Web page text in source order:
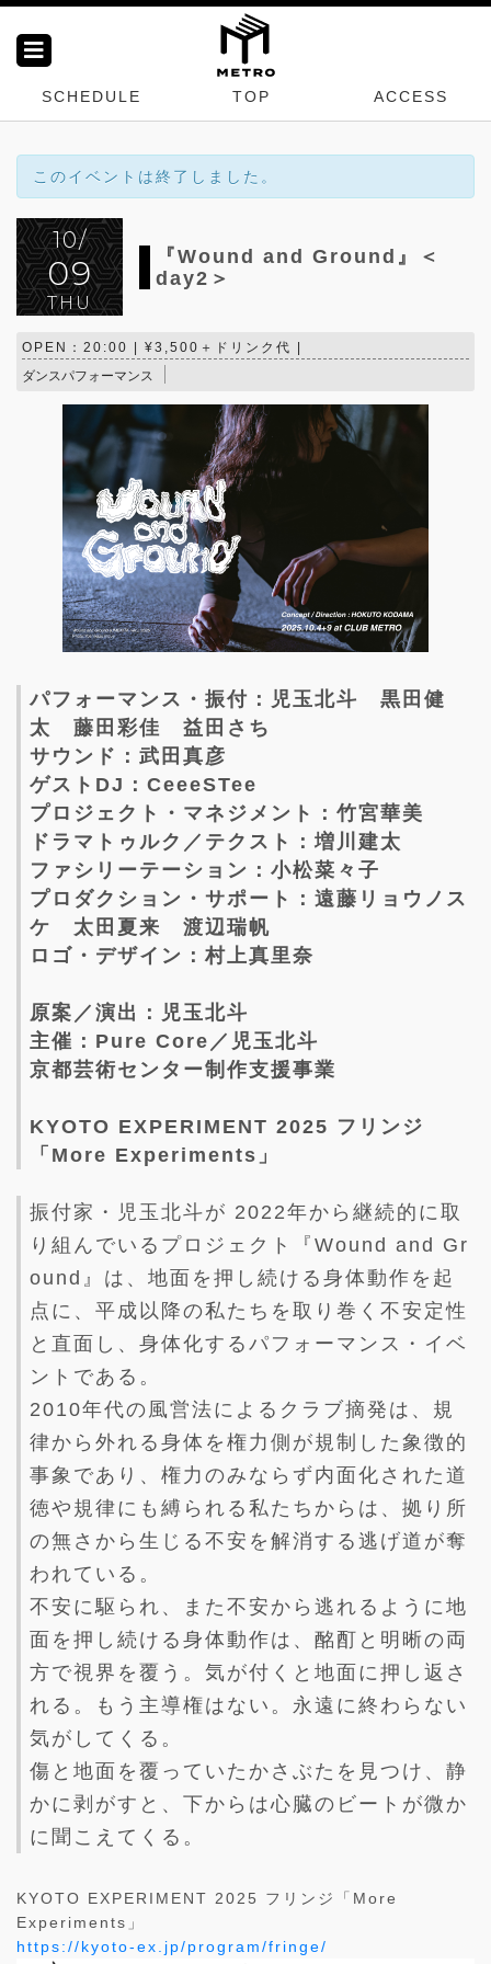
SCHEDULE TOP ACCESS
このイベントは終了しました。
10/
09
THU
『Wound and Ground』＜
day2＞
OPEN：20:00 | ¥3,500＋ドリンク代 |
ダンスパフォーマンス
パフォーマンス・振付：児玉北斗 黒田健
太 藤田彩佳 益田さち
サウンド：武田真彦
ゲストDJ：CeeeSTee
プロジェクト・マネジメント：竹宮華美
ドラマトゥルク／テクスト：増川建太
ファシリーテーション：小松菜々子
プロダクション・サポート：遠藤リョウノス
ケ 太田夏来 渡辺瑞帆
ロゴ・デザイン：村上真里奈
原案／演出：児玉北斗
主催：Pure Core／児玉北斗
京都芸術センター制作支援事業
KYOTO EXPERIMENT 2025 フリンジ
「More Experiments」
振付家・児⽟北⽃が 2022年から継続的に取
り組んでいるプロジェクト『Wound and Gr
ound』は、地⾯を押し続ける⾝体動作を起
点に、平成以降の私たちを取り巻く不安定性
と直⾯し、⾝体化するパフォーマンス・イベ
ントである。
2010年代の⾵営法によるクラブ摘発は、規
律から外れる⾝体を権⼒側が規制した象徴的
事象であり、権力のみならず内⾯化された道
徳や規律にも縛られる私たちからは、拠り所
の無さから⽣じる不安を解消する逃げ道が奪
われている。
不安に駆られ、また不安から逃れるように地
⾯を押し続ける⾝体動作は、酩酊と明晰の両
⽅で視界を覆う。気が付くと地⾯に押し返さ
れる。もう主導権はない。永遠に終わらない
気がしてくる。
傷と地⾯を覆っていたかさぶたを⾒つけ、静
かに剥がすと、下からは⼼臓のビートが微か
に聞こえてくる。
KYOTO EXPERIMENT 2025 フリンジ「More
Experiments」
https://kyoto-ex.jp/program/fringe/